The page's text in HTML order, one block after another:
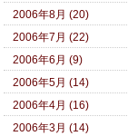
2006年8月 (20)
2006年7月 (22)
2006年6月 (9)
2006年5月 (14)
2006年4月 (16)
2006年3月 (14)